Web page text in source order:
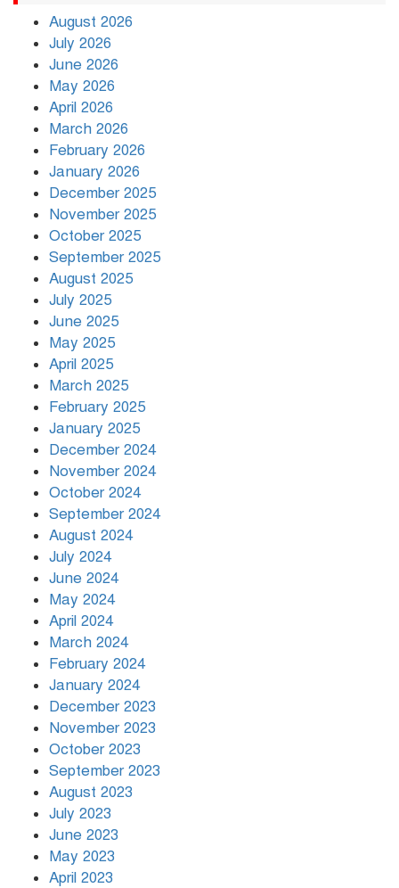
বৃষ্টি থামার নাম নেই, পথে পথে
August 2026
July 2026
June 2026
May 2026
April 2026
March 2026
February 2026
January 2026
December 2025
November 2025
October 2025
September 2025
August 2025
July 2025
June 2025
May 2025
April 2025
March 2025
February 2025
January 2025
December 2024
November 2024
October 2024
September 2024
August 2024
July 2024
June 2024
May 2024
April 2024
March 2024
February 2024
January 2024
December 2023
November 2023
October 2023
September 2023
August 2023
July 2023
June 2023
May 2023
April 2023